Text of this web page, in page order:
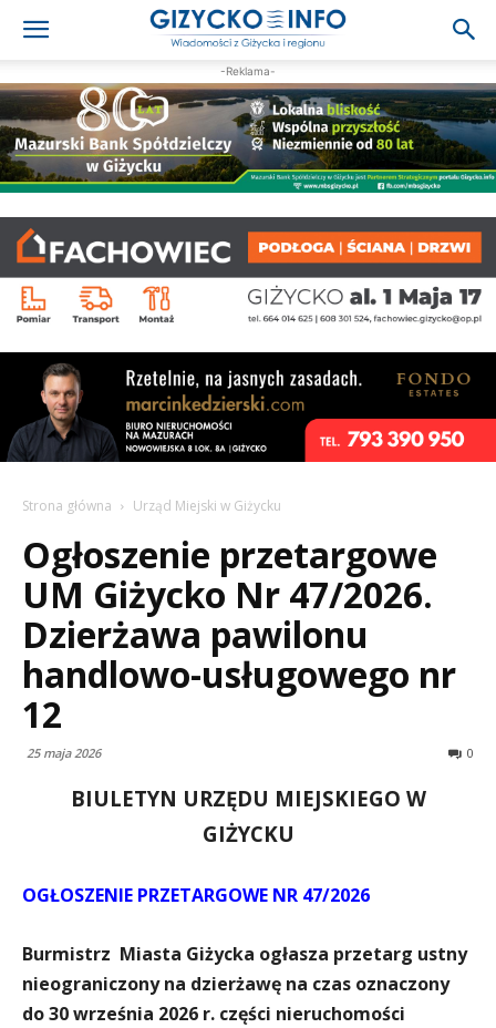
-Reklama-
Strona główna Urząd Miejski w Giżycku
Ogłoszenie przetargowe
UM Giżycko Nr 47/2026.
Dzierżawa pawilonu
handlowo-usługowego nr
12
25 maja 2026 0
BIULETYN URZĘDU MIEJSKIEGO W
GIŻYCKU
OGŁOSZENIE PRZETARGOWE NR 47/2026
Burmistrz Miasta Giżycka ogłasza przetarg ustny
nieograniczony na dzierżawę na czas oznaczony
do 30 września 2026 r. części nieruchomości